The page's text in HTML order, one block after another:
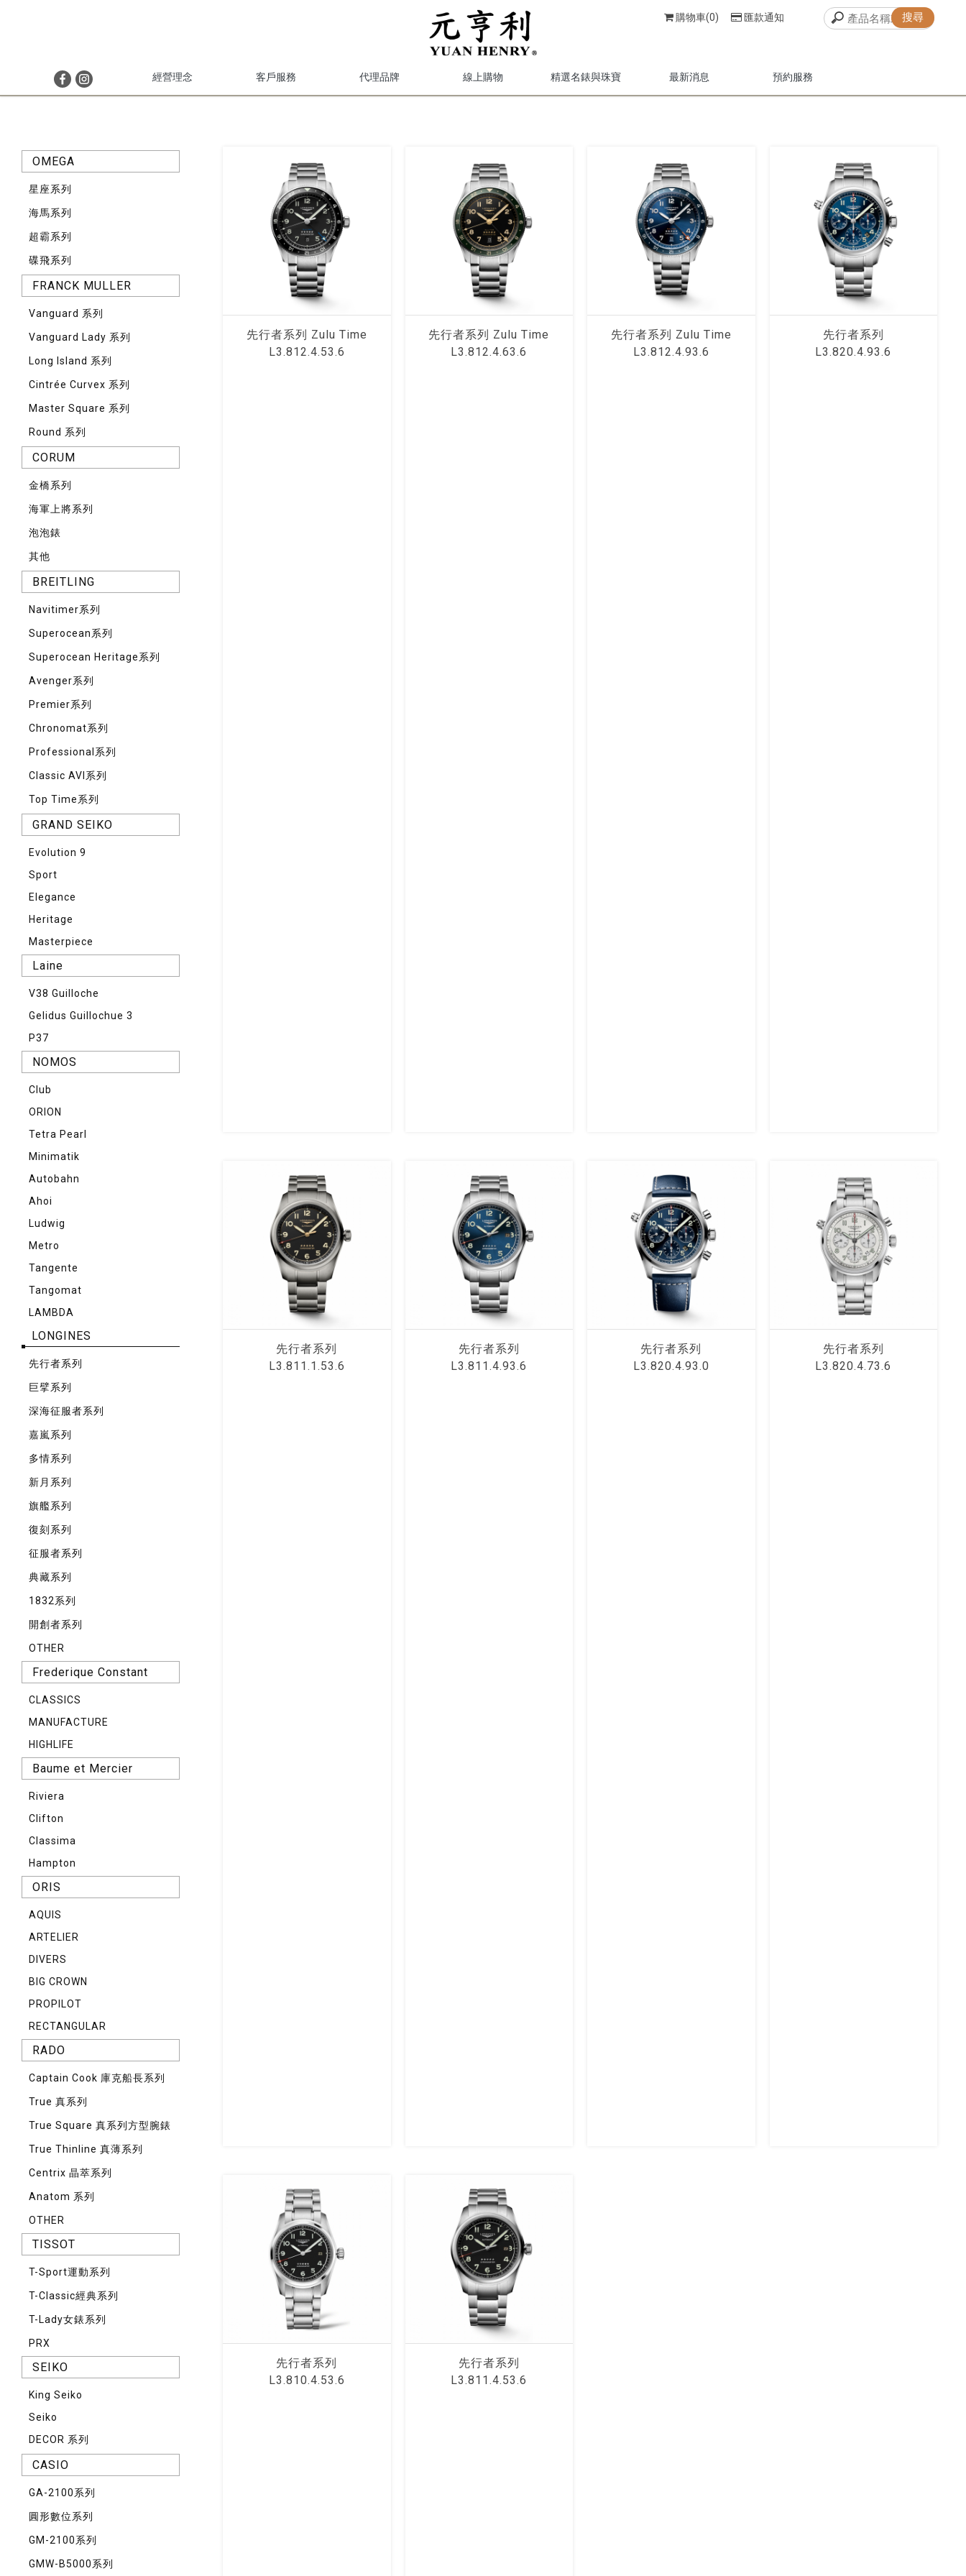
經營理念 客戶服務 代理品牌 線上購物 精選名錶與珠寶 最新消息 預約服務
購物車(0) 匯款通知
OMEGA
星座系列
海馬系列
超霸系列
碟飛系列
FRANCK MULLER
Vanguard 系列
Vanguard Lady 系列
Long Island 系列
Cintrée Curvex 系列
Master Square 系列
Round 系列
CORUM
⾦橋系列
海軍上將系列
泡泡錶
其他
BREITLING
Navitimer系列
Superocean系列
Superocean Heritage系列
Avenger系列
Premier系列
Chronomat系列
Professional系列
Classic AVI系列
Top Time系列
GRAND SEIKO
Evolution 9
Sport
Elegance
Heritage
Masterpiece
Laine
V38 Guilloche
Gelidus Guillochue 3
P37
NOMOS
Club
ORION
Tetra Pearl
Minimatik
Autobahn
Ahoi
Ludwig
Metro
Tangente
Tangomat
LAMBDA
LONGINES
先⾏者系列
巨擘系列
深海征服者系列
嘉嵐系列
多情系列
新月系列
旗艦系列
復刻系列
征服者系列
典藏系列
1832系列
開創者系列
OTHER
Frederique Constant
CLASSICS
MANUFACTURE
HIGHLIFE
Baume et Mercier
Riviera
Clifton
Classima
Hampton
ORIS
AQUIS
ARTELIER
DIVERS
BIG CROWN
PROPILOT
RECTANGULAR
RADO
Captain Cook 庫克船長系列
True 真系列
True Square 真系列方型腕錶
True Thinline 真薄系列
Centrix 晶萃系列
Anatom 系列
OTHER
TISSOT
T-Sport運動系列
T-Classic經典系列
T-Lady女錶系列
PRX
SEIKO
King Seiko
Seiko
DECOR 系列
CASIO
GA-2100系列
圓形數位系列
GM-2100系列
GMW-B5000系列
先⾏者系列 Zulu Time
L3.812.4.53.6
先⾏者系列 Zulu Time
L3.812.4.63.6
先⾏者系列 Zulu Time
L3.812.4.93.6
先⾏者系列
L3.820.4.93.6
先⾏者系列
L3.811.1.53.6
先⾏者系列
L3.811.4.93.6
先⾏者系列
L3.820.4.93.0
先⾏者系列
L3.820.4.73.6
先⾏者系列
L3.810.4.53.6
先⾏者系列
L3.811.4.53.6